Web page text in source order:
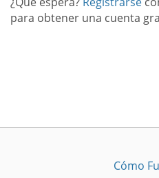
para obtener una cuenta
Cómo